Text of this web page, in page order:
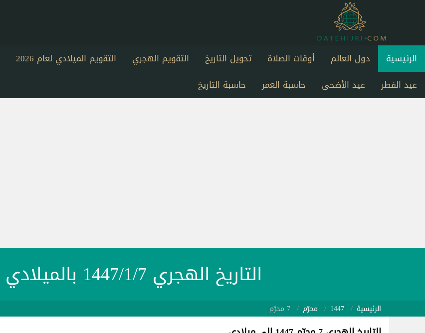
الرئيسية دول العالم أوقات الصلاة تحويل التاريخ التقويم الهجري التقويم الميلادي لعام 2026
عيد الفطر
عيد الأضحى حاسبة العمر حاسبة التاريخ
التاريخ الهجري 1447/1/7 بالميلادي والشمسي
الرئيسية 1447 محرّم 7 محرّم